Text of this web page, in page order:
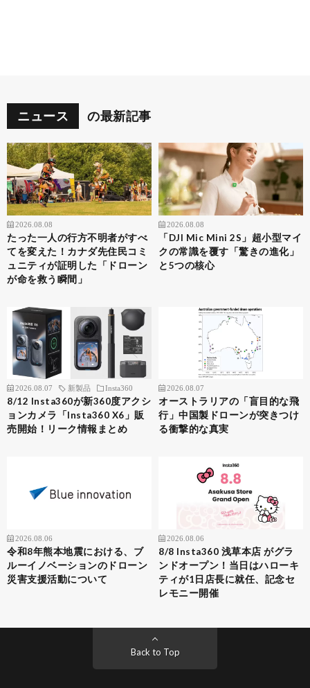
ニュース の最新記事
2026.08.08
たった一人の行方不明者がすべ
てを変えた！カナダ先住民コミ
ュニティが証明した「ドローン
が命を救う瞬間」
2026.08.08
「DJI Mic Mini 2S」超小型マイ
クの常識を覆す「驚きの進化」
と5つの核心
2026.08.07 新製品 Insta360
8/12 Insta360が新360度アクシ
ョンカメラ「Insta360 X6」販
売開始！リーク情報まとめ
2026.08.07
オーストラリアの「盲目的な飛
行」中国製ドローンが突きつけ
る衝撃的な真実
2026.08.06
令和8年熊本地震における、ブ
ルーイノベーションのドローン
災害支援活動について
2026.08.06
8/8 Insta360 浅草本店 がグラ
ンドオープン！当日はハローキ
ティが1日店長に就任、記念セ
レモニー開催
Back to Top